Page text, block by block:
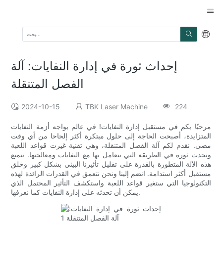
إحداث ثورة في إدارة النفايات: آلة
الفصل المتنقلة
2024-10-15 TBK Laser Machine 224
مرحبًا بكم في مستقبل إدارة النفايات! في عالم يواجه أزمة النفايات
المتزايدة، أصبحت الحاجة إلى حلول مبتكرة أكثر إلحاحا من أي وقت
مضى. نقدم لكم آلة الفصل المتنقلة، وهي تقنية غيرت قواعد اللعبة
وتحدث ثورة في الطريقة التي نتعامل بها مع النفايات ومعالجتها. تتمتع
هذه الآلة المتطورة بالقدرة على تقليل تأثيرنا البيئي بشكل كبير وخلق
مستقبل أكثر استدامة. انضم إلينا ونحن نتعمق في القدرات الرائدة لهذه
التكنولوجيا التي ستغير قواعد اللعبة واستكشف التأثير المحتمل الذي
يمكن أن تحدثه على إدارة النفايات كما نعرفها.